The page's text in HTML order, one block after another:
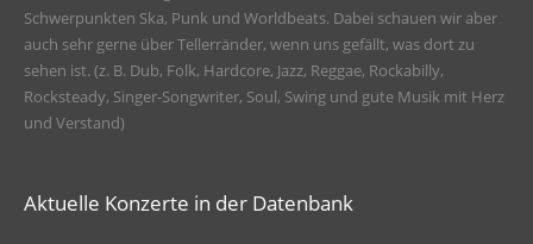
Schwerpunkten Ska, Punk und Worldbeats. Dabei schauen wir aber
auch sehr gerne über Tellerränder, wenn uns gefällt, was dort zu
sehen ist. (z. B. Dub, Folk, Hardcore, Jazz, Reggae, Rockabilly,
Rocksteady, Singer-Songwriter, Soul, Swing und gute Musik mit Herz
und Verstand)
Aktuelle Konzerte in der Datenbank